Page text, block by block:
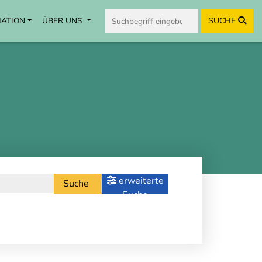
ÜBER UNS SUCHE
Suche
erweiterte
Suche